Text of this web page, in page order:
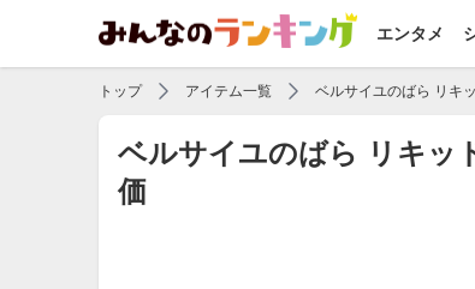
エンタメ
トップ アイテム一覧 ベルサイユのばら リキ
ベルサイユのばら リキッ
価